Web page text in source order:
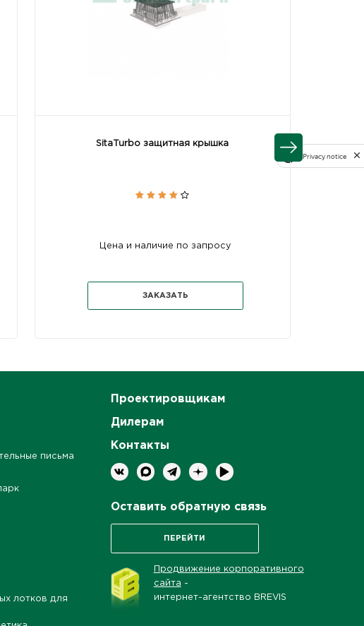
SitaTurbo защитная крышка
Цена и наличие по запросу
ЗАКАЗАТЬ
письма
лотков для
Проектировщикам
Дилерам
Контакты
Оставить обратную связь
ПЕРЕЙТИ
Продвижение корпоративного
сайта -
интернет-агентство BREVIS
Privacy notice